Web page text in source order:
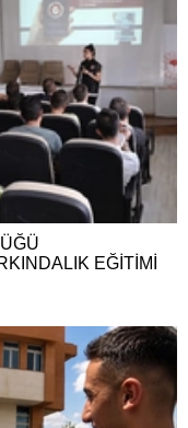
EĞİTİMİ